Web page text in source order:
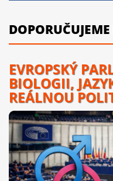
EVROPSKÝ
BIOLOGII,
REÁLNOU